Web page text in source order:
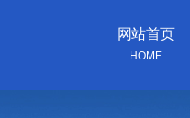
网站首页
HOME